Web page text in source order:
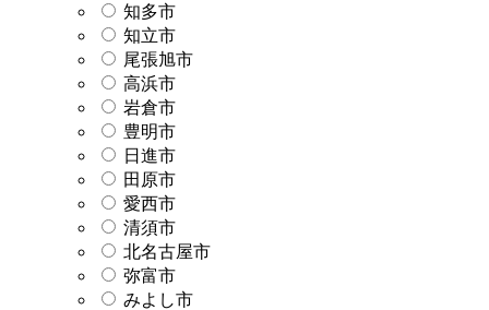
知多市
知立市
尾張旭市
高浜市
岩倉市
豊明市
日進市
田原市
愛西市
清須市
北名古屋市
弥富市
みよし市